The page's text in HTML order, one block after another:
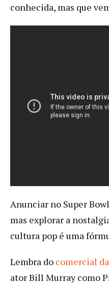
conhecida, mas que
Anunciar no Super
mas explorar a
cultura pop é uma
Lembra do comercial
ator Bill Murray como